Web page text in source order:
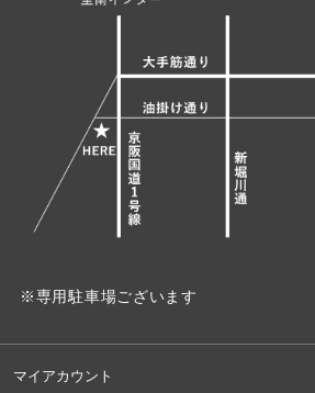
※専用駐車場ございます
マイアカウント